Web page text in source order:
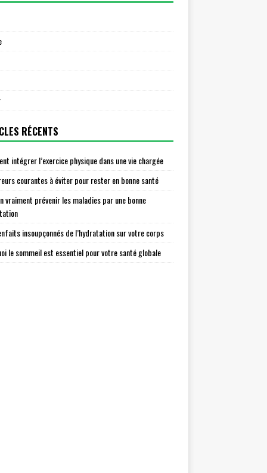
RÉCENTS
intégrer l’exercice physique dans une vie chargée
courantes à éviter pour rester en bonne santé
vraiment prévenir les maladies par une bonne
insoupçonnés de l’hydratation sur votre corps
le sommeil est essentiel pour votre santé globale